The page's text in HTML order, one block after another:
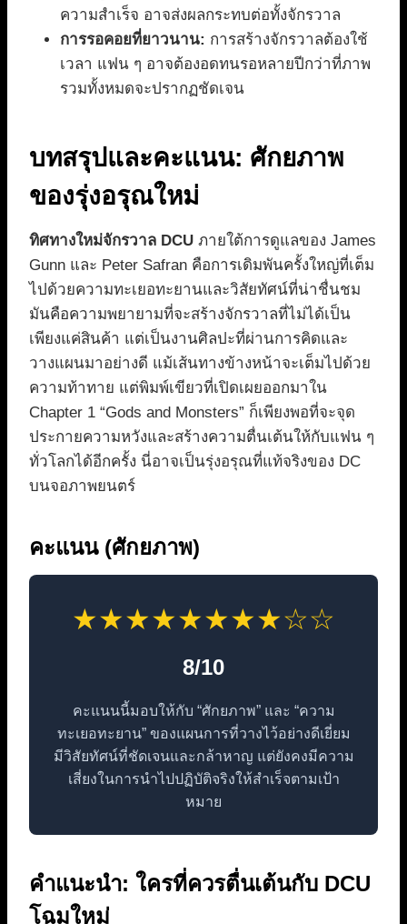
ความสำเร็จ อาจส่งผลกระทบต่อทั้งจักรวาล
การรอคอยที่ยาวนาน: การสร้างจักรวาลต้องใช้
เวลา แฟน ๆ อาจต้องอดทนรอหลายปีกว่าที่ภาพ
รวมทั้งหมดจะปรากฏชัดเจน
บทสรุปและคะแนน: ศักยภาพ
ของรุ่งอรุณใหม่
ทิศทางใหม่จักรวาล DCU ภายใต้การดูแลของ James
Gunn และ Peter Safran คือการเดิมพันครั้งใหญ่ที่เต็ม
ไปด้วยความทะเยอทะยานและวิสัยทัศน์ที่น่าชื่นชม
มันคือความพยายามที่จะสร้างจักรวาลที่ไม่ได้เป็น
เพียงแค่สินค้า แต่เป็นงานศิลปะที่ผ่านการคิดและ
วางแผนมาอย่างดี แม้เส้นทางข้างหน้าจะเต็มไปด้วย
ความท้าทาย แต่พิมพ์เขียวที่เปิดเผยออกมาใน
Chapter 1 “Gods and Monsters” ก็เพียงพอที่จะจุด
ประกายความหวังและสร้างความตื่นเต้นให้กับแฟน ๆ
ทั่วโลกได้อีกครั้ง นี่อาจเป็นรุ่งอรุณที่แท้จริงของ DC
บนจอภาพยนตร์
คะแนน (ศักยภาพ)
★★★★★★★★☆☆
8/10
คะแนนนี้มอบให้กับ “ศักยภาพ” และ “ความ
ทะเยอทะยาน” ของแผนการที่วางไว้อย่างดีเยี่ยม
มีวิสัยทัศน์ที่ชัดเจนและกล้าหาญ แต่ยังคงมีความ
เสี่ยงในการนำไปปฏิบัติจริงให้สำเร็จตามเป้า
หมาย
คำแนะนำ: ใครที่ควรตื่นเต้นกับ DCU
โฉมใหม่